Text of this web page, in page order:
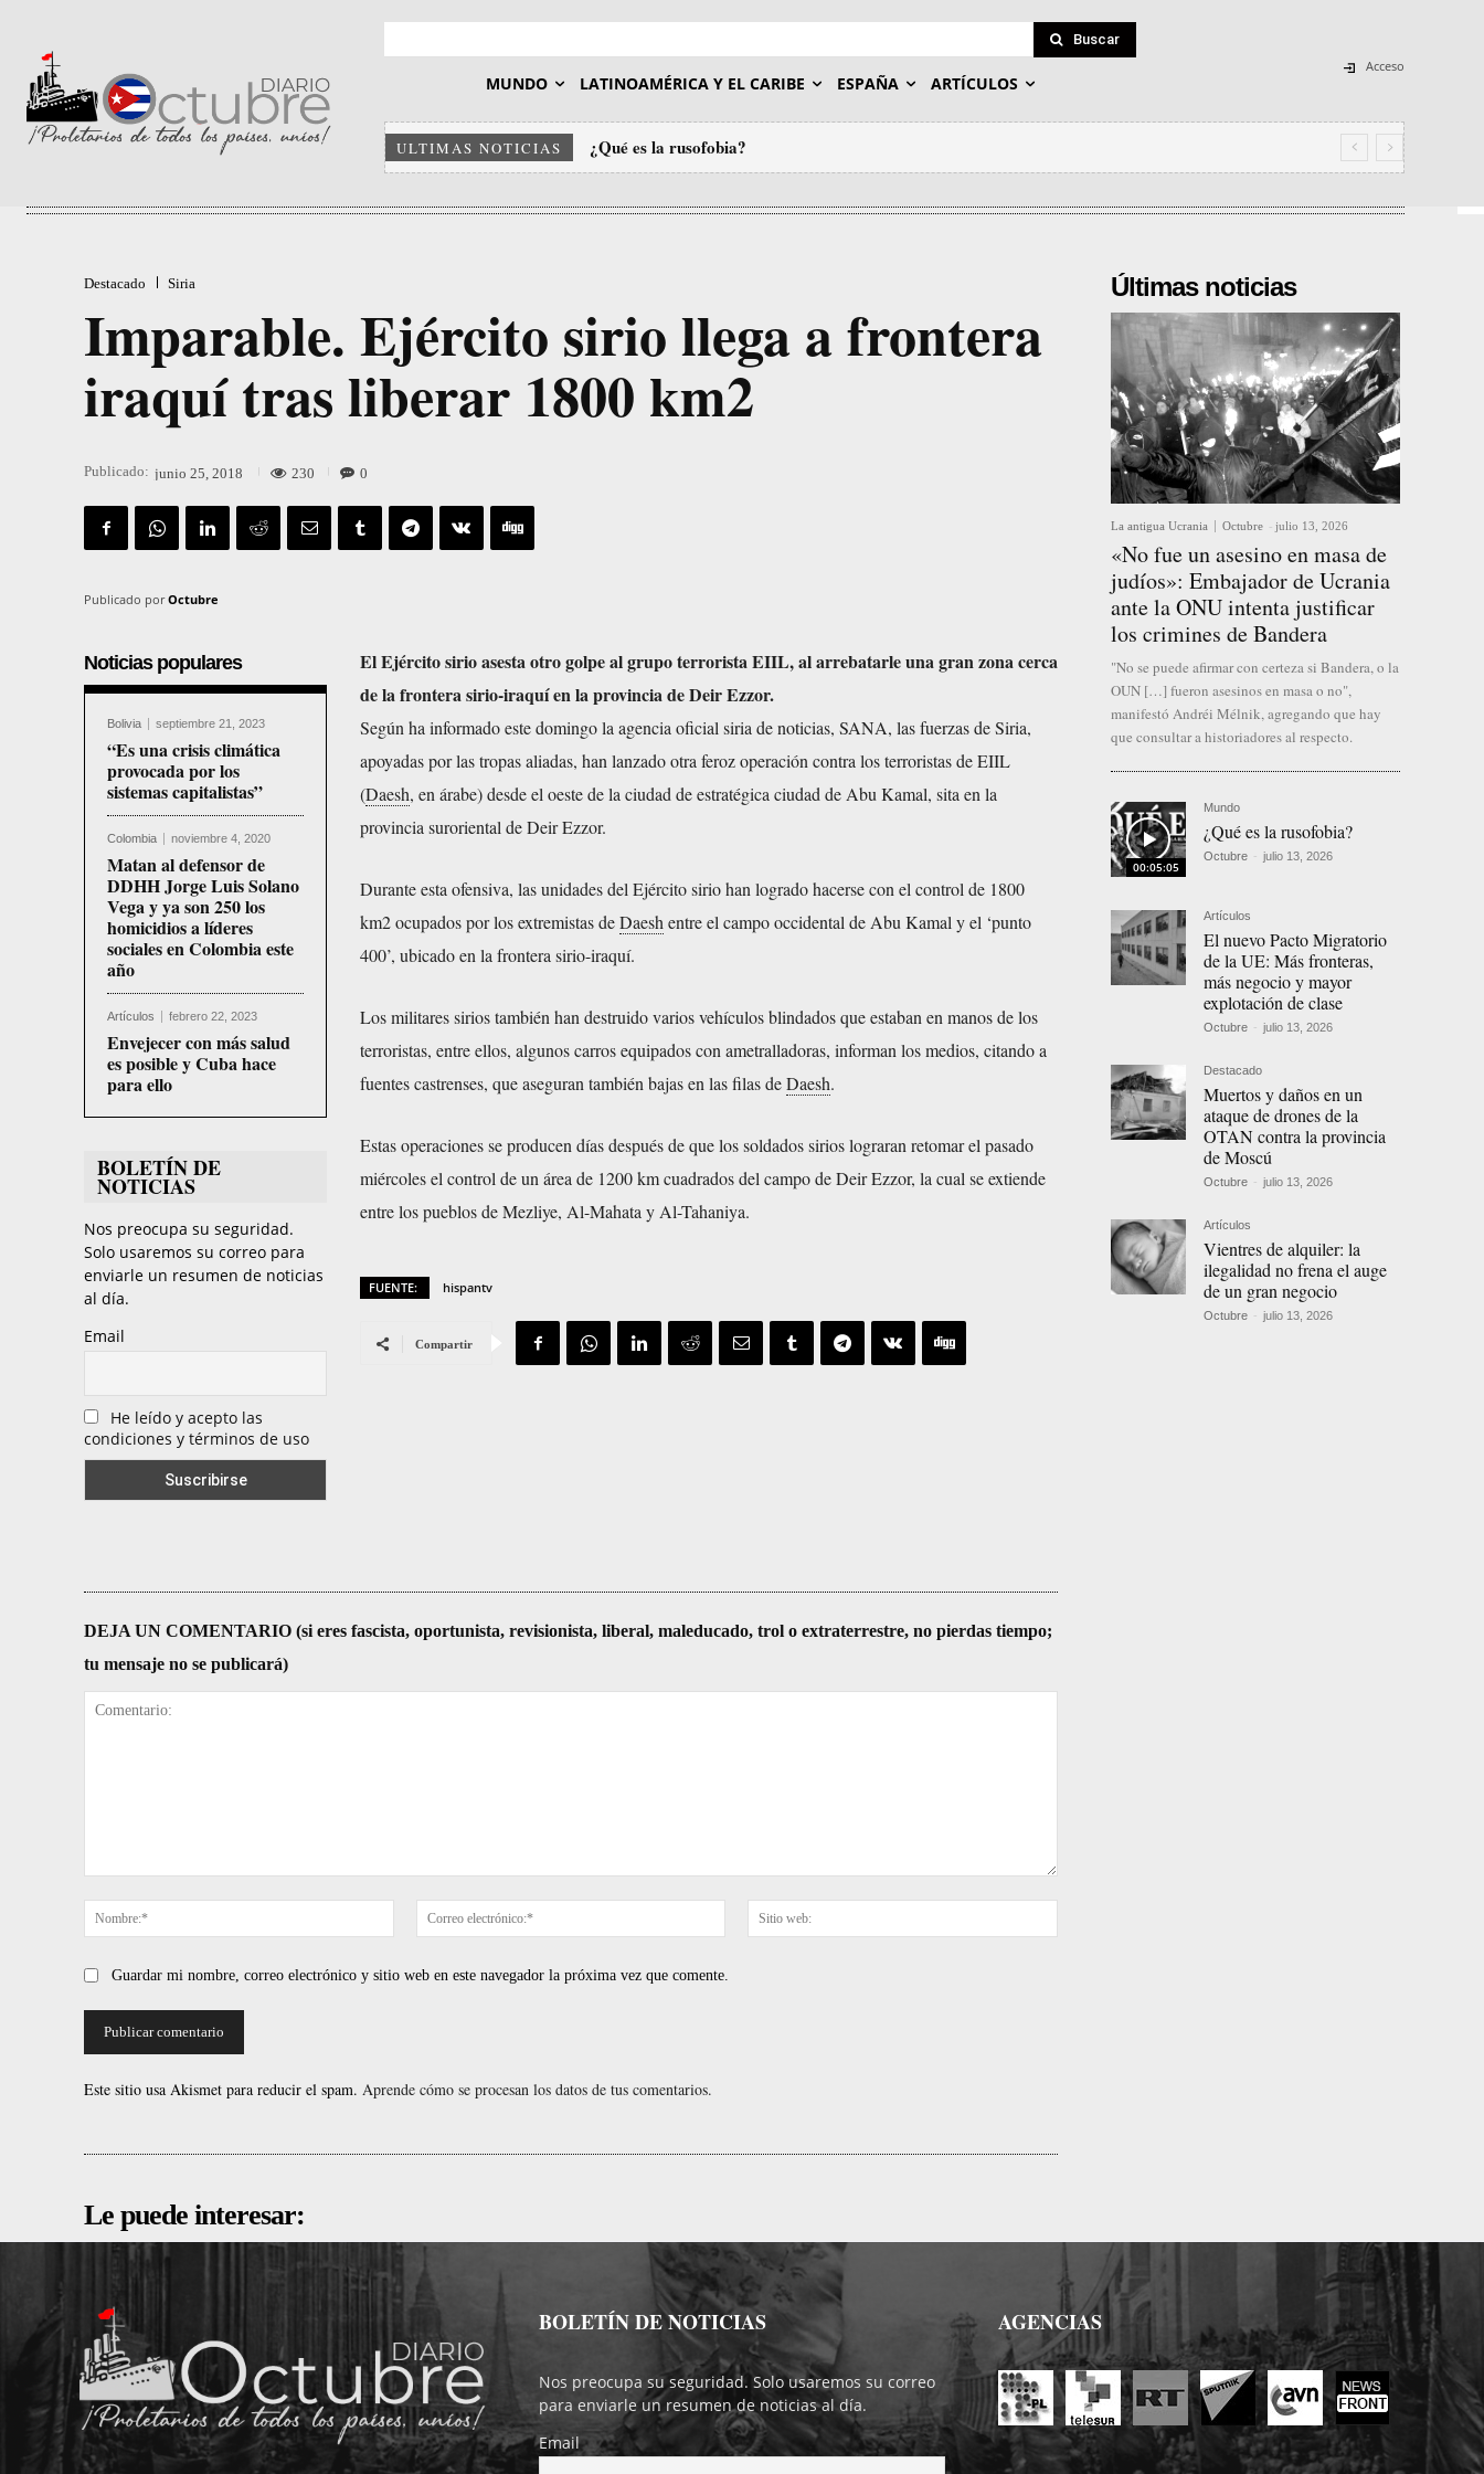
Buscar
MUNDO LATINOAMÉRICA Y EL CARIBE ESPAÑA ARTÍCULOS
Acceso
ULTIMAS NOTICIAS ¿Qué es la rusofobia?
Destacado Siria
Imparable. Ejército sirio llega a frontera
iraquí tras liberar 1800 km2
Publicado: junio 25, 2018 230 0
Publicado por Octubre
Noticias populares
Bolivia septiembre 21, 2023
“Es una crisis climática
provocada por los
sistemas capitalistas”
Colombia noviembre 4, 2020
Matan al defensor de
DDHH Jorge Luis Solano
Vega y ya son 250 los
homicidios a líderes
sociales en Colombia este
año
Artículos febrero 22, 2023
Envejecer con más salud
es posible y Cuba hace
para ello
BOLETÍN DE
NOTICIAS
Nos preocupa su seguridad.
Solo usaremos su correo para
enviarle un resumen de noticias
al día.
Email
He leído y acepto las
condiciones y términos de uso
El Ejército sirio asesta otro golpe al grupo terrorista EIIL, al arrebatarle una gran zona cerca
de la frontera sirio-iraquí en la provincia de Deir Ezzor.
Según ha informado este domingo la agencia oficial siria de noticias, SANA, las fuerzas de Siria,
apoyadas por las tropas aliadas, han lanzado otra feroz operación contra los terroristas de EIIL
(Daesh, en árabe) desde el oeste de la ciudad de estratégica ciudad de Abu Kamal, sita en la
provincia suroriental de Deir Ezzor.
Durante esta ofensiva, las unidades del Ejército sirio han logrado hacerse con el control de 1800
km2 ocupados por los extremistas deDaeshentre el campo occidental de Abu Kamal y el ‘punto
400’, ubicado en la frontera sirio-iraquí.
Los militares sirios también han destruido varios vehículos blindados que estaban en manos de los
terroristas, entre ellos, algunos carros equipados con ametralladoras, informan los medios, citando a
fuentes castrenses, que aseguran también bajas en las filas deDaesh.
Estas operaciones se producen días después de que los soldados sirios lograran retomar el pasado
miércoles el control de un área de 1200 km cuadrados del campo de Deir Ezzor, la cual se extiende
entre los pueblos de Mezliye, Al-Mahata y Al-Tahaniya.
FUENTE: hispantv
Compartir
DEJA UN COMENTARIO (si eres fascista, oportunista, revisionista, liberal, maleducado, trol o extraterrestre, no pierdas tiempo;
tu mensaje no se publicará)
Nombre:*
Correo
electrónico:*
web:
Guardar mi nombre, correo electrónico y sitio web en este navegador la próxima vez que comente.
Este sitio usa Akismet para reducir el spam. Aprende cómo se procesan los datos de tus comentarios.
Últimas noticias
La antigua Ucrania Octubre - julio 13, 2026
«No fue un asesino en masa de
judíos»: Embajador de Ucrania
ante la ONU intenta justificar
los crimines de Bandera
"No se puede afirmar con certeza si Bandera, o la
OUN […] fueron asesinos en masa o no",
manifestó Andréi Mélnik, agregando que hay
que consultar a historiadores al respecto.
00:05:05
Mundo
¿Qué es la rusofobia?
Octubre - julio 13, 2026
Artículos
El nuevo Pacto Migratorio
de la UE: Más fronteras,
más negocio y mayor
explotación de clase
Octubre - julio 13, 2026
Destacado
Muertos y daños en un
ataque de drones de la
OTAN contra la provincia
de Moscú
Octubre - julio 13, 2026
Artículos
Vientres de alquiler: la
ilegalidad no frena el auge
de un gran negocio
Octubre - julio 13, 2026
Le puede interesar:
BOLETÍN DE NOTICIAS
Nos preocupa su seguridad. Solo usaremos su correo
para enviarle un resumen de noticias al día.
Email
AGENCIAS